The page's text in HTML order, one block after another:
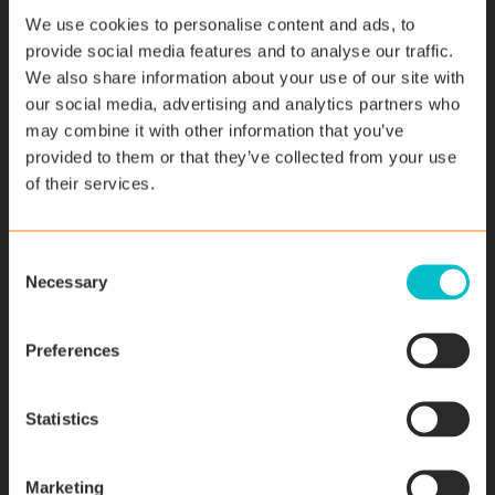
We use cookies to personalise content and ads, to
provide social media features and to analyse our traffic.
We also share information about your use of our site with
our social media, advertising and analytics partners who
may combine it with other information that you’ve
provided to them or that they’ve collected from your use
of their services.
Necessary
Preferences
Statistics
Marketing
die von KI-bedingten Arbeitsplatzverlusten betroffen
sind, unterstützt und umgeschult werden können.
Datenschutzbedenken: Abwägung zwischen
Datenerhebung und ethischer Verwendung
Einsatz von KI stellt. KI-Systeme können grosse Mengen
wichtig sicherzustellen, dass diese Daten auf ethische
bedeutet, dass transparent sein muss, welche Daten
gesammelt werden, wie sie verwendet werden und
Moralische Herausforderungen der KI: Profit vs.
Gemeinwohl